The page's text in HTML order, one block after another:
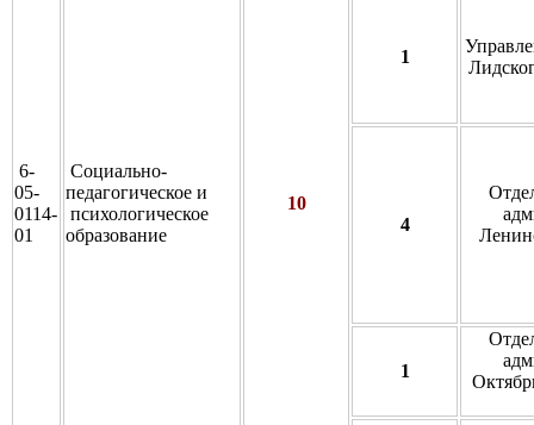
6-
05-
0114-
01
Социально-
педагогическое и
психологическое
образование
10
1
4
1